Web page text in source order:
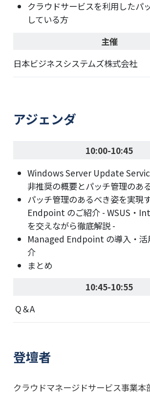
クラウドサービスを利用したパ
している方
主催
日本ビジネスシステムズ株式会社
アジェンダ
10:00-10:45
Windows Server Update
非推奨の概要とパッチ管理のあ
パッチ管理のあるべき姿を実現
Endpoint のご紹介 - WSUS・
を交えながら徹底解説 -
Managed Endpoint の導入・活
介
まとめ
10:45-10:55
Q＆A
登壇者
クラウドマネージドサービス事業本